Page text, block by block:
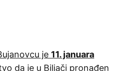
je 11. januara
da je u Biljači pronađen